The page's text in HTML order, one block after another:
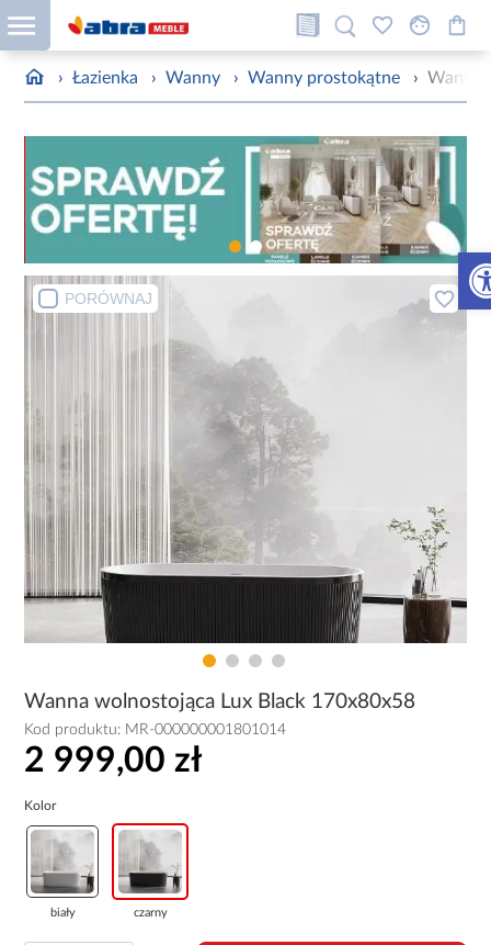
› Łazienka › Wanny › Wanny prostokątne › Wanna
PORÓWNAJ
Wanna wolnostojąca Lux Black 170x80x58
Kod produktu: MR-000000001801014
2 999,00 zł
Kolor
biały czarny